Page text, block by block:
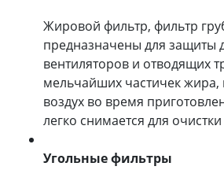
Жировой фильтр, фильтр
предназначены для защиты
вентиляторов и отводящих
мельчайших частичек
воздух во время
легко снимается для
Угольные фильтры